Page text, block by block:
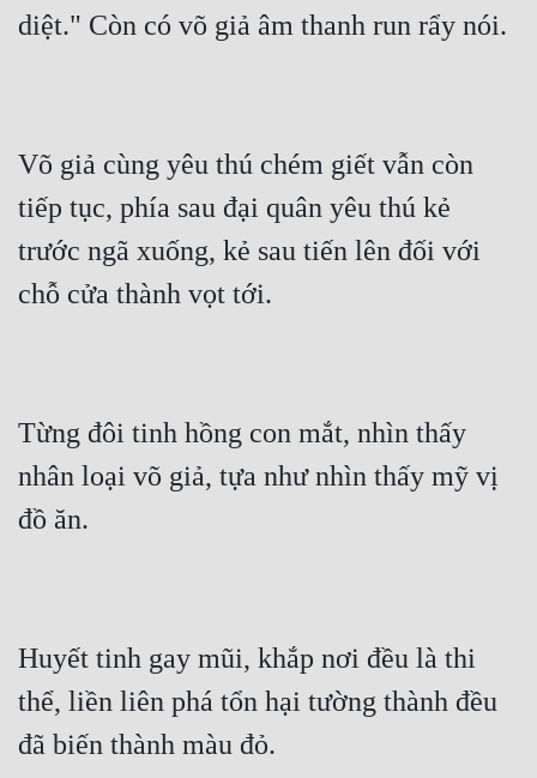
diệt." Còn có võ giả âm thanh run rẩy nói.
Võ giả cùng yêu thú chém giết vẫn còn
tiếp tục, phía sau đại quân yêu thú kẻ
trước ngã xuống, kẻ sau tiến lên đối với
chỗ cửa thành vọt tới.
Từng đôi tinh hồng con mắt, nhìn thấy
nhân loại võ giả, tựa như nhìn thấy mỹ vị
đồ ăn.
Huyết tinh gay mũi, khắp nơi đều là thi
thể, liền liên phá tổn hại tường thành đều
đã biến thành màu đỏ.